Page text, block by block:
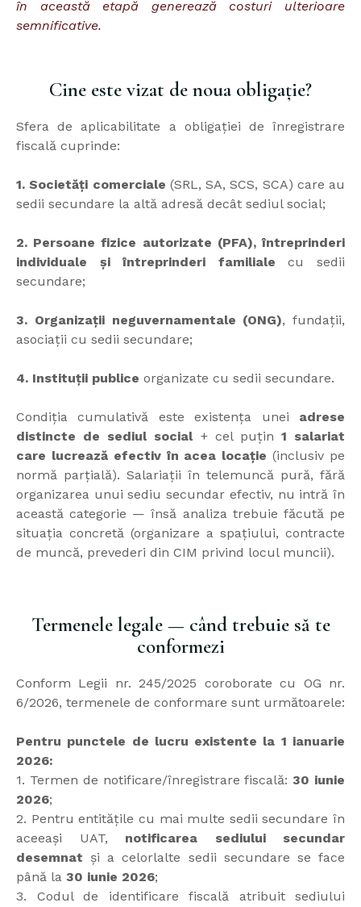
în această etapă generează costuri ulterioare
semnificative.
Cine este vizat de noua obligație?
Sfera de aplicabilitate a obligației de înregistrare
fiscală cuprinde:
1. Societăți comerciale (SRL, SA, SCS, SCA) care au
sedii secundare la altă adresă decât sediul social;
2. Persoane fizice autorizate (PFA), întreprinderi
individuale și întreprinderi familiale cu sedii
secundare;
3. Organizații neguvernamentale (ONG), fundații,
asociații cu sedii secundare;
4. Instituții publice organizate cu sedii secundare.
Condiția cumulativă este existența unei adrese
distincte de sediul social+ cel puțin 1 salariat
care lucrează efectiv în acea locație (inclusiv pe
normă parțială). Salariații în telemuncă pură, fără
organizarea unui sediu secundar efectiv, nu intră în
această categorie — însă analiza trebuie făcută pe
situația concretă (organizare a spațiului, contracte
de muncă, prevederi din CIM privind locul muncii).
Termenele legale — când trebuie să te
conformezi
Conform Legii nr. 245/2025 coroborate cu OG nr.
6/2026, termenele de conformare sunt următoarele:
Pentru punctele de lucru existente la 1 ianuarie
2026:
1. Termen de notificare/înregistrare fiscală:30 iunie
2026;
2. Pentru entitățile cu mai multe sedii secundare în
aceeași UAT, notificarea sediului secundar
desemnat și a celorlalte sedii secundare se face
până la 30 iunie 2026;
3. Codul de identificare fiscală atribuit sediului